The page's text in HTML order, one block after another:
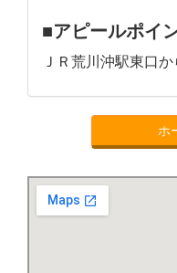
■アピールポイ
ＪＲ荒川沖駅東口か
ホ